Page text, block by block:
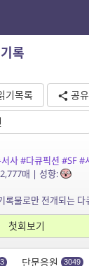
록
기목록 공유
사#다큐픽션 #SF#
매 | 성향:
첫회보기
3 단문응원 3049